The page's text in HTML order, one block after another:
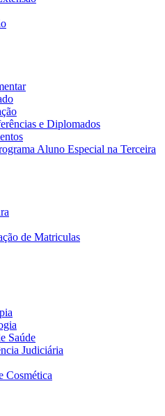
e Diplomados
Aluno Especial na Terceira
de Matriculas
Saúde
Judiciária
Cosmética